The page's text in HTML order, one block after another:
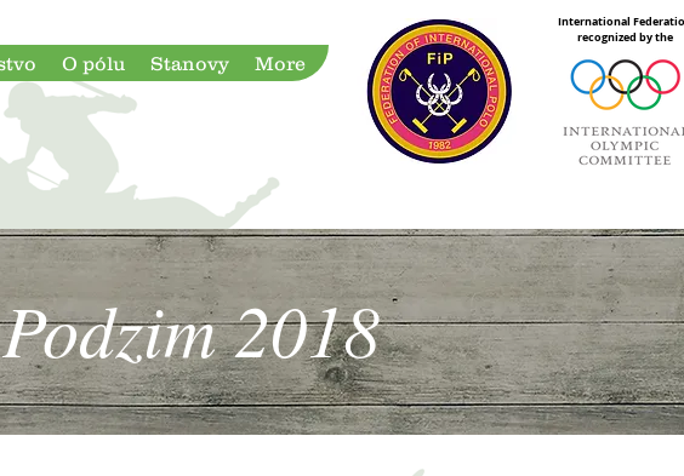
O pólu Stanovy More
International
recognized by the
2018